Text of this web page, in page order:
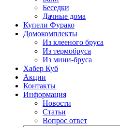
Беседки
Дачные дома
Купели Фурако
Домокомплекты
Из клееного бруса
Из термобруса
Из мини-бруса
Хабер Куб
Акции
Контакты
Информация
Новости
Статьи
Вопрос ответ